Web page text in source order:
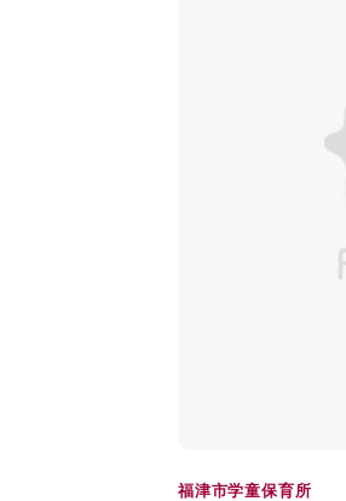
福津市学童保育所